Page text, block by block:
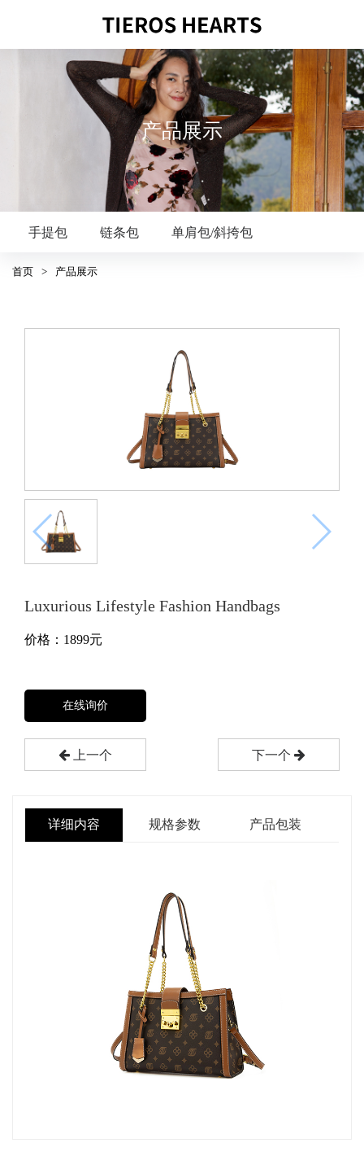
产品展示
手提包 链条包 单肩包/斜挎包
首页 > 产品展示
Luxurious Lifestyle Fashion Handbags
价格： 1899元
在线询价
上一个 下一个
详细内容 规格参数 产品包装